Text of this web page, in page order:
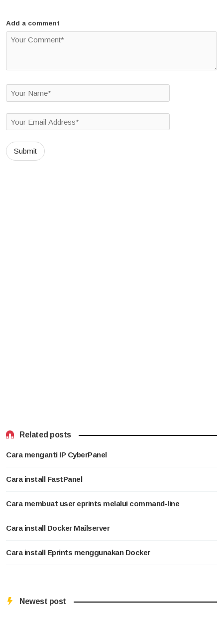
Add a comment
Related posts
Cara menganti IP CyberPanel
Cara install FastPanel
Cara membuat user eprints melalui command-line
Cara install Docker Mailserver
Cara install Eprints menggunakan Docker
Newest post